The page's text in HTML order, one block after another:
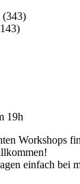
(343)
19h
Workshops
einfach bei